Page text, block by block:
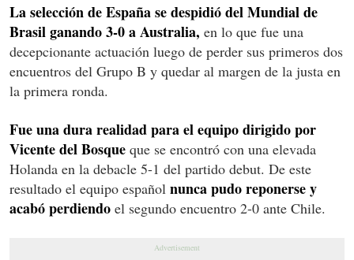
La selección de España se despidió del Mundial de
Brasil ganando 3-0 a Australia, en lo que fue una
decepcionante actuación luego de perder sus primeros dos
encuentros del Grupo B y quedar al margen de la justa en
la primera ronda.
Fue una dura realidad para el equipo dirigido por
Vicente del Bosque que se encontró con una elevada
Holanda en la debacle 5-1 del partido debut. De este
resultado el equipo español nunca pudo reponerse y
acabó perdiendo el segundo encuentro 2-0 ante Chile.